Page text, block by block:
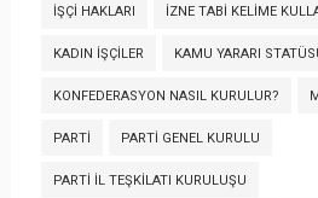
İŞÇI HAKLARI İZNE TABI KELIME
KADIN İŞÇILER KAMU YARARI
KONFEDERASYON NASIL KURULUR?
PARTI PARTI GENEL KURULU
PARTI İL TEŞKILATI KURULUŞU